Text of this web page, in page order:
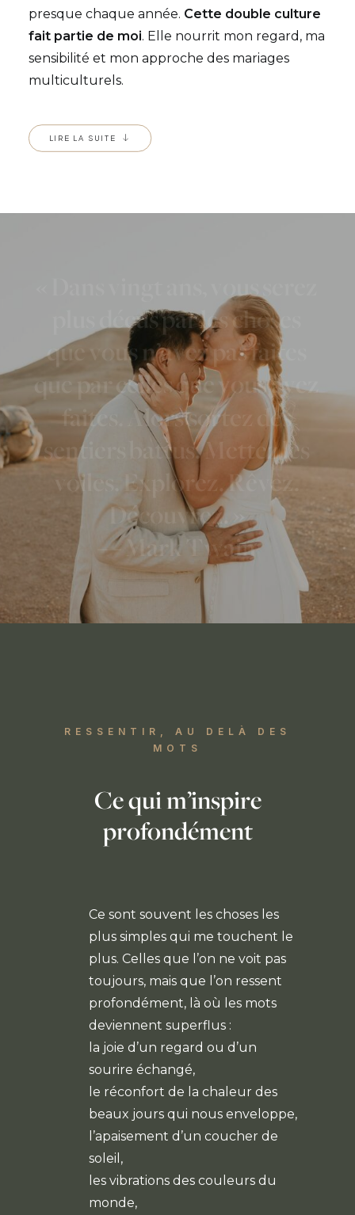
presque chaque année. Cette double culture
fait partie de moi. Elle nourrit mon regard, ma
sensibilité et mon approche des mariages
multiculturels.
LIRE LA SUITE
ous
déçusparleschose
que vo usn’avezpasfait
queparcellesquevousavez
faite Alorssort des
sent ttu s.Me ttezle
v oi Ex lorez.Rê e z
Déc uvrez. »
—Mark Twain
RESSENTIR, AU DELÀ DES
MOTS
Ce qui m’inspire
profondément
Ce sont souvent les choses les
plus simples qui me touchent le
plus. Celles que l’on ne voit pas
toujours, mais que l’on ressent
profondément, là où les mots
deviennent superflus :
la joie d’un regard ou d’un
sourire échangé,
le réconfort de la chaleur des
beaux jours qui nous enveloppe,
l’apaisement d’un coucher de
soleil,
les vibrations des couleurs du
monde,